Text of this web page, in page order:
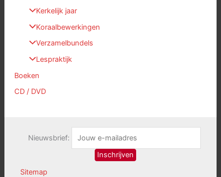
Kerkelijk jaar
Koraalbewerkingen
Verzamelbundels
Lespraktijk
Boeken
CD / DVD
Nieuwsbrief:
Sitemap